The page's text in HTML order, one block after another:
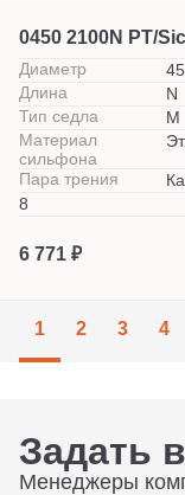
0450 2100N PT/
Диаметр
45
Длина
N
Тип седла
M
Материал
сильфона
Пара трения
8
6 771 ₽
1 2 3 4
Задать
Менеджеры